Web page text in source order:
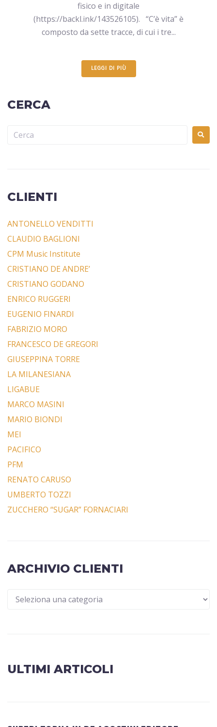
fisico e in digitale
(https://backl.ink/143526105). “C’è vita” è
composto da sette tracce, di cui i tre...
LEGGI DI PIÙ
CERCA
CLIENTI
ANTONELLO VENDITTI
CLAUDIO BAGLIONI
CPM Music Institute
CRISTIANO DE ANDRE’
CRISTIANO GODANO
ENRICO RUGGERI
EUGENIO FINARDI
FABRIZIO MORO
FRANCESCO DE GREGORI
GIUSEPPINA TORRE
LA MILANESIANA
LIGABUE
MARCO MASINI
MARIO BIONDI
MEI
PACIFICO
PFM
RENATO CARUSO
UMBERTO TOZZI
ZUCCHERO “SUGAR” FORNACIARI
ARCHIVIO CLIENTI
ULTIMI ARTICOLI